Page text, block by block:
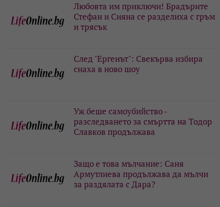
Любовта им приключи! Брадърите
Стефан и Сияна се разделиха с гръм
и трясък
След "Ергенът": Свекърва избира
снаха в ново шоу
Уж беше самоубийство -
разследването за смъртта на Тодор
Славков продължава
Защо е това мълчание: Саня
Армутлиева продължава да мълчи
за раздялата с Дара?